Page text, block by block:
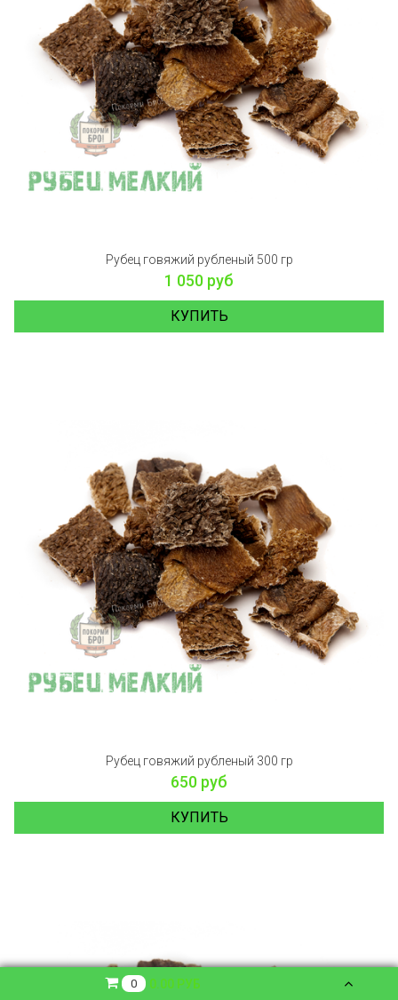
Рубец говяжий рубленый 500 гр
1 050 руб
КУПИТЬ
Рубец говяжий рубленый 300 гр
650 руб
КУПИТЬ
0 0.00 РУБ